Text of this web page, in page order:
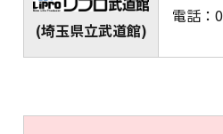
(埼玉県立武道館)
電話：